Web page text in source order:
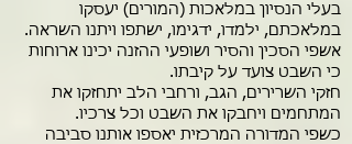
בעלי הנסיון במלאכות (המורים) יעסקו
במלאכתם, ילמדו, ידגימו, ישתפו ויתנו השראה.
אשפי הסכין והסיר ושופעי ההזנה יכינו ארוחות
כי השבט צועד על קיבתו.
חזקי השרירים, הגב, ורחבי הלב יתחזקו את
המתחמים ויחבקו את השבט וכל צרכיו.
כשפי המדורה המרכזית יאספו אותנו סביבה